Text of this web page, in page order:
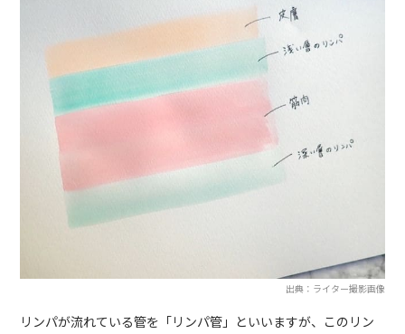
出典：ライター撮影画像
リンパが流れている管を「リンパ管」といいますが、このリン